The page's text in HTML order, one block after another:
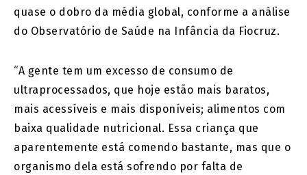
quase o dobro da média global, conforme a análise
do Observatório de Saúde na Infância da Fiocruz.
“A gente tem um excesso de consumo de
ultraprocessados, que hoje estão mais baratos,
mais acessíveis e mais disponíveis; alimentos com
baixa qualidade nutricional. Essa criança que
aparentemente está comendo bastante, mas que o
organismo dela está sofrendo por falta de